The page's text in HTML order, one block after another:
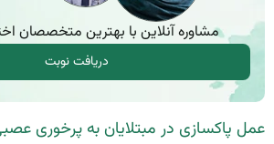
مشاوره آنلاین با بهترین متخصصان
دریافت نوبت
عمل پاکسازی در مبتلایان به پرخوری